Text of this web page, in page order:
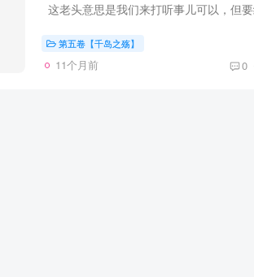
第五卷【千岛之殇】
11个月前 0